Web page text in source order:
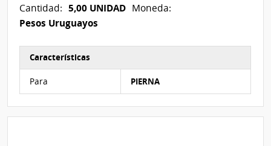
Cantidad: 5,00 UNIDAD Moneda:
Pesos Uruguayos
Características
Para PIERNA